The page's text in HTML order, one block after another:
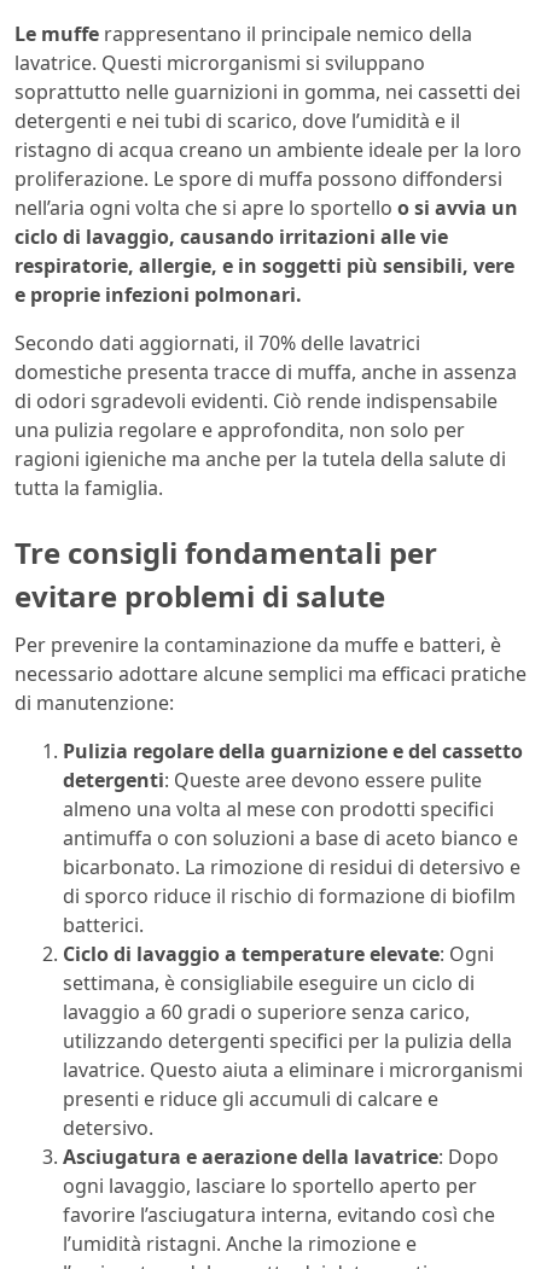
Le muffe rappresentano il principale nemico della
lavatrice. Questi microrganismi si sviluppano
soprattutto nelle guarnizioni in gomma, nei cassetti dei
detergenti e nei tubi di scarico, dove l’umidità e il
ristagno di acqua creano un ambiente ideale per la loro
proliferazione. Le spore di muffa possono diffondersi
nell’aria ogni volta che si apre lo sportello o si avvia un
ciclo di lavaggio, causando irritazioni alle vie
respiratorie, allergie, e in soggetti più sensibili, vere
e proprie infezioni polmonari.
Secondo dati aggiornati, il 70% delle lavatrici
domestiche presenta tracce di muffa, anche in assenza
di odori sgradevoli evidenti. Ciò rende indispensabile
una pulizia regolare e approfondita, non solo per
ragioni igieniche ma anche per la tutela della salute di
tutta la famiglia.
Tre consigli fondamentali per
evitare problemi di salute
Per prevenire la contaminazione da muffe e batteri, è
necessario adottare alcune semplici ma efficaci pratiche
di manutenzione:
Pulizia regolare della guarnizione e del cassetto
detergenti: Queste aree devono essere pulite
almeno una volta al mese con prodotti specifici
antimuffa o con soluzioni a base di aceto bianco e
bicarbonato. La rimozione di residui di detersivo e
di sporco riduce il rischio di formazione di biofilm
batterici.
Ciclo di lavaggio a temperature elevate: Ogni
settimana, è consigliabile eseguire un ciclo di
lavaggio a 60 gradi o superiore senza carico,
utilizzando detergenti specifici per la pulizia della
lavatrice. Questo aiuta a eliminare i microrganismi
presenti e riduce gli accumuli di calcare e
detersivo.
Asciugatura e aerazione della lavatrice: Dopo
ogni lavaggio, lasciare lo sportello aperto per
favorire l’asciugatura interna, evitando così che
l’umidità ristagni. Anche la rimozione e